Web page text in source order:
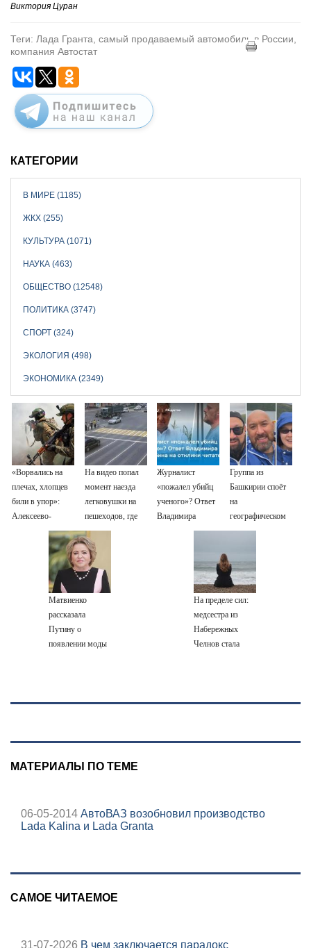
Виктория Цуран
Теги: Лада Гранта, самый продаваемый автомобиль в России,
компания Автостат
КАТЕГОРИИ
В МИРЕ (1185)
ЖКХ (255)
КУЛЬТУРА (1071)
НАУКА (463)
ОБЩЕСТВО (12548)
ПОЛИТИКА (3747)
СПОРТ (324)
ЭКОЛОГИЯ (498)
ЭКОНОМИКА (2349)
«Ворвались на
плечах, хлопцев
били в упор»:
Алексеево-
Дружковка стала
могильником для
«птах Мадьяра»
На видео попал
момент наезда
легковушки на
пешеходов, где
пострадали
минимум восемь
человек
06/08/2026 –
Новости
Журналист
«пожалел убийц
ученого»? Ответ
Владимира
Ворсобина на
Группа из
Башкирии споёт
на
географическом
Северном полюсе
Матвиенко
рассказала
Путину о
появлении моды
На пределе сил:
медсестра из
Набережных
Челнов стала
06/08/2026 –
МАТЕРИАЛЫ ПО ТЕМЕ
06-05-2014 АвтоВАЗ возобновил производство
Lada Kalina и Lada Grantа
САМОЕ ЧИТАЕМОЕ
31-07-2026 В чем заключается парадокс